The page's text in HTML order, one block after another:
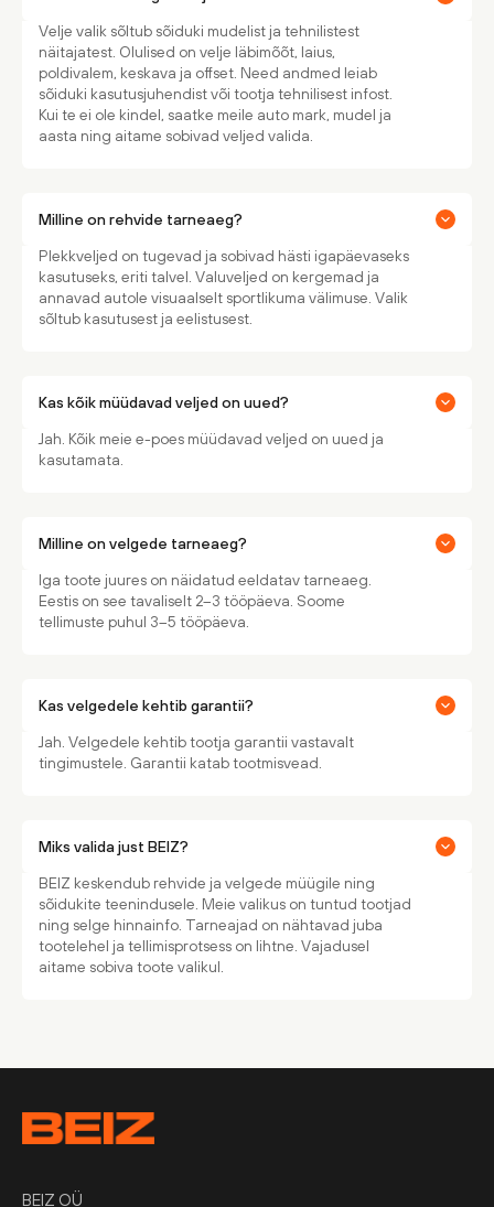
Velje valik sõltub sõiduki mudelist ja tehnilistest
näitajatest. Olulised on velje läbimõõt, laius,
poldivalem, keskava ja offset. Need andmed leiab
sõiduki kasutusjuhendist või tootja tehnilisest infost.
Kui te ei ole kindel, saatke meile auto mark, mudel ja
aasta ning aitame sobivad veljed valida.
Milline on rehvide tarneaeg?
Plekkveljed on tugevad ja sobivad hästi igapäevaseks
kasutuseks, eriti talvel. Valuveljed on kergemad ja
annavad autole visuaalselt sportlikuma välimuse. Valik
sõltub kasutusest ja eelistusest.
Kas kõik müüdavad veljed on uued?
Jah. Kõik meie e-poes müüdavad veljed on uued ja
kasutamata.
Milline on velgede tarneaeg?
Iga toote juures on näidatud eeldatav tarneaeg.
Eestis on see tavaliselt 2–3 tööpäeva. Soome
tellimuste puhul 3–5 tööpäeva.
Kas velgedele kehtib garantii?
Jah. Velgedele kehtib tootja garantii vastavalt
tingimustele. Garantii katab tootmisvead.
Miks valida just BEIZ?
BEIZ keskendub rehvide ja velgede müügile ning
sõidukite teenindusele. Meie valikus on tuntud tootjad
ning selge hinnainfo. Tarneajad on nähtavad juba
tootelehel ja tellimisprotsess on lihtne. Vajadusel
aitame sobiva toote valikul.
BEIZ OÜ